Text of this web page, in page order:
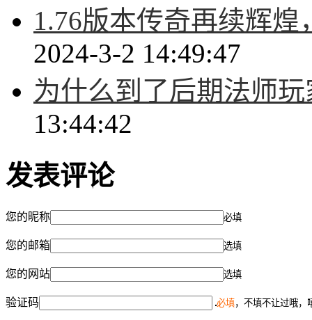
1.76版本传奇再续辉
2024-3-2 14:49:47
为什么到了后期法师
13:44:42
发表评论
您的昵称 必填
您的邮箱 选填
您的网站 选填
验证码 必填，不填不让过哦，